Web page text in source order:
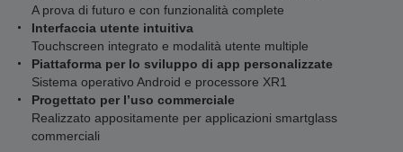
A prova di futuro e con funzionalità complete
Interfaccia utente intuitiva
Touchscreen integrato e modalità utente multiple
Piattaforma per lo sviluppo di app personalizzate
Sistema operativo Android e processore XR1
Progettato per l’uso commerciale
Realizzato appositamente per applicazioni smartglass
commerciali